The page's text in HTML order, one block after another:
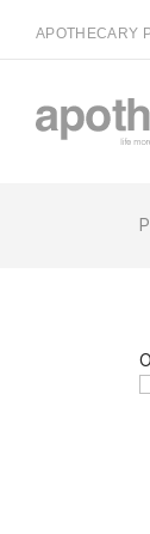
APOTHECARY